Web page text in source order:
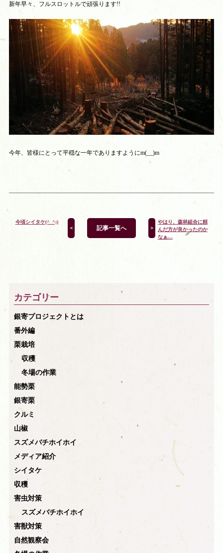
新年早々、フルスロットルで頑張ります!!
今年、皆様にとって平穏な一年でありますようにm(__)m
今頃シイタケ(^_^;)
＜
記事一覧へ ＞
やはり、森林組合に頼
んだ方が良かったのか
なぁ…
カテゴリー
銀寄プロジェクトとは
番外編
栗栽培
収穫
冬場の作業
能勢栗
銀寄栗
クルミ
山椒
スズメバチホイホイ
メディア紹介
シイタケ
収穫
害虫対策
スズメバチホイホイ
害獣対策
自然観察会